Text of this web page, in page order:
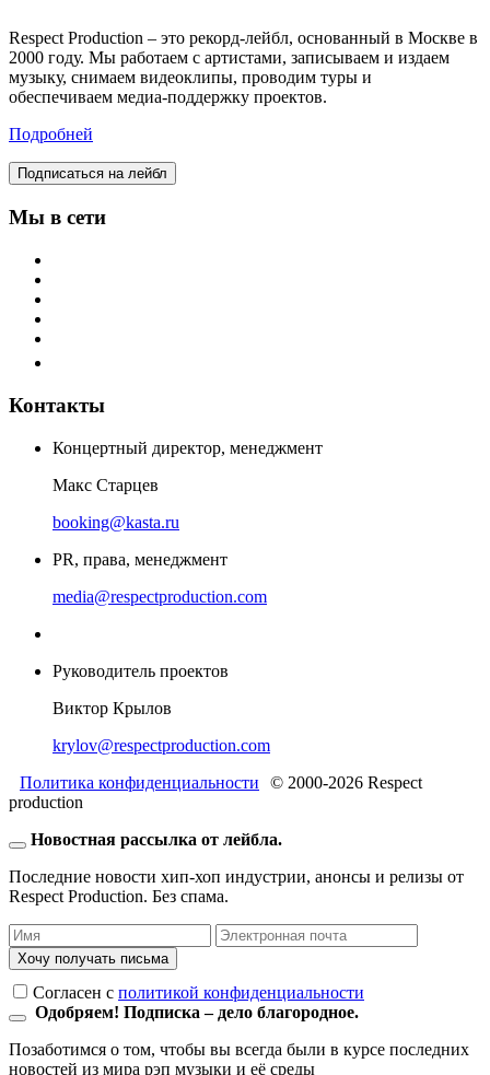
Respect Production – это рекорд-лейбл, основанный в Москве в
2000 году. Мы работаем с артистами, записываем и издаем
музыку, снимаем видеоклипы, проводим туры и
обеспечиваем медиа-поддержку проектов.
Подробней
Подписаться на лейбл
Мы в сети
Контакты
Концертный директор, менеджмент
Макс Старцев
booking@kasta.ru
PR, права, менеджмент
media@respectproduction.com
Руководитель проектов
Виктор Крылов
krylov@respectproduction.com
Политика конфиденциальности
© 2000-2026 Respect
production
Новостная рассылка от лейбла.
Последние новости хип-хоп индустрии, анонсы и релизы от
Respect Production. Без спама.
Хочу получать письма
Согласен c политикой конфиденциальности
Одобряем! Подписка – дело благородное.
Позаботимся о том, чтобы вы всегда были в курсе последних
новостей из мира рэп музыки и её среды